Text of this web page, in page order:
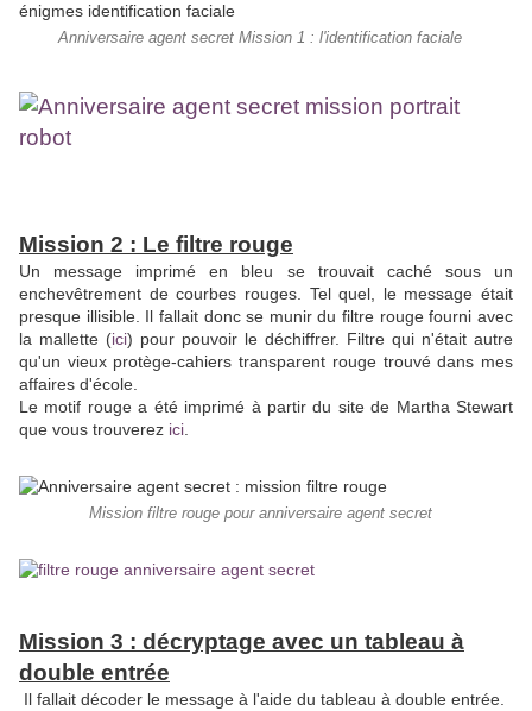
Anniversaire agent secret Mission 1 : l'identification faciale
Mission 2 : Le filtre rouge
Un message imprimé en bleu se trouvait caché sous un
enchevêtrement de courbes rouges. Tel quel, le message était
presque illisible. Il fallait donc se munir du filtre rouge fourni avec
la mallette (ici) pour pouvoir le déchiffrer. Filtre qui n'était autre
qu'un vieux protège-cahiers transparent rouge trouvé dans mes
affaires d'école.
Le motif rouge a été imprimé à partir du site de Martha Stewart
que vous trouverez ici
Mission filtre rouge pour anniversaire agent secret
Mission 3 : décryptage avec un tableau à
double entrée
Il fallait décoder le message à l'aide du tableau à double entrée.